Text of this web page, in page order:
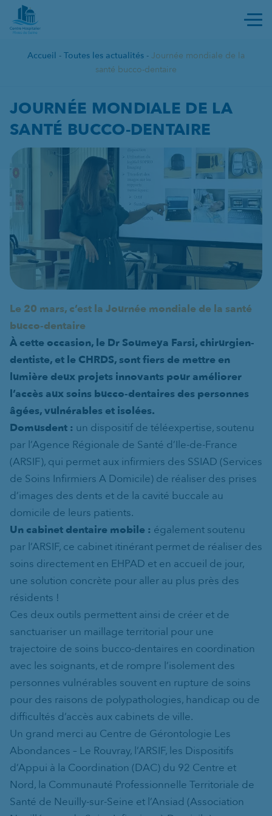
JOURNÉE MONDIALE DE LA
Accueil - Toutes les actualités - Journée mondiale de la
santé bucco-dentaire
JOURNÉE MONDIALE DE LA
SANTÉ BUCCO-DENTAIRE
Le 20 mars, c’est la Journée mondiale de la santé
bucco-dentaire
À cette occasion, le Dr Soumeya Farsi, chirurgien-
dentiste, et le CHRDS, sont fiers de mettre en
lumière deux projets innovants pour améliorer
l’accès aux soins bucco-dentaires des personnes
âgées, vulnérables et isolées.
Domusdent : un dispositif de téléexpertise, soutenu
par l’Agence Régionale de Santé d’Ile-de-France
(ARSIF), qui permet aux infirmiers des SSIAD (Services
de Soins Infirmiers A Domicile) de réaliser des prises
d’images des dents et de la cavité buccale au
domicile de leurs patients.
Un cabinet dentaire mobile : également soutenu
par l’ARSIF, ce cabinet itinérant permet de réaliser des
soins directement en EHPAD et en accueil de jour,
une solution concrète pour aller au plus près des
résidents !
Ces deux outils permettent ainsi de créer et de
sanctuariser un maillage territorial pour une
trajectoire de soins bucco-dentaires en coordination
avec les soignants, et de rompre l’isolement des
personnes vulnérables souvent en rupture de soins
pour des raisons de polypathologies, handicap ou de
difficultés d’accès aux cabinets de ville.
Un grand merci au Centre de Gérontologie Les
Abondances – Le Rouvray, l’ARSIF, les Dispositifs
d’Appui à la Coordination (DAC) du 92 Centre et
Nord, la Communauté Professionnelle Territoriale de
Santé de Neuilly-sur-Seine et l’Ansiad (Association